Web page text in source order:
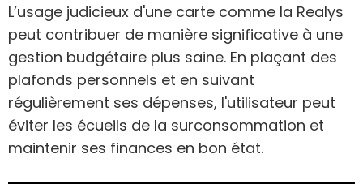
L’usage judicieux d'une carte comme la Realys
peut contribuer de manière significative à une
gestion budgétaire plus saine. En plaçant des
plafonds personnels et en suivant
régulièrement ses dépenses, l'utilisateur peut
éviter les écueils de la surconsommation et
maintenir ses finances en bon état.